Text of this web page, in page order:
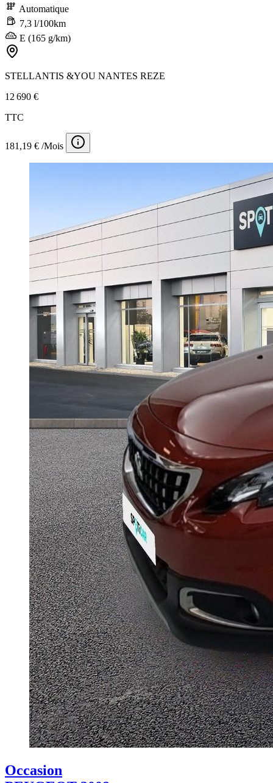
Automatique
7,3 l/100km
E (165 g/km)
STELLANTIS &YOU NANTES REZE
12 690 €
TTC
181,19 € /Mois
Occasion